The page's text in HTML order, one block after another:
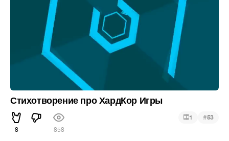
Стихотворение про ХардКор Игры
8 858
1 #53